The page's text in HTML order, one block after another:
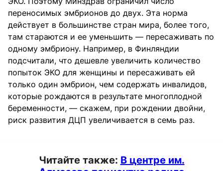
переносимых эмбрионов до двух. Эта норма
действует в большинстве стран мира, более того,
там стараются и ее уменьшить — пересаживать по
одному эмбриону. Например, в Финляндии
подсчитали, что дешевле увеличить количество
попыток ЭКО для женщины и пересаживать ей
только один эмбрион, чем содержать инвалидов,
которые рождаются в результате многоплодной
беременности, — скажем, при рождении двойни,
риск развития ДЦП увеличивается в семь раз.
Читайте также: В центре им.